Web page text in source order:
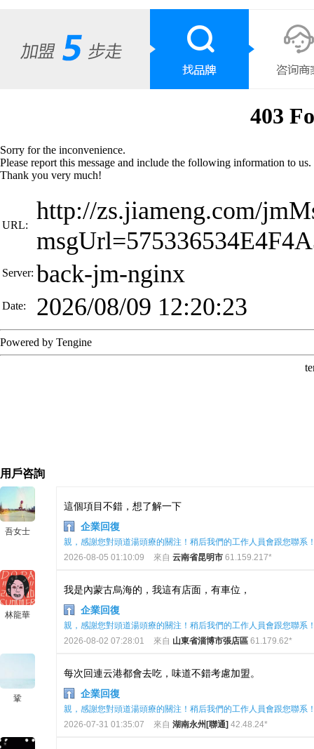
用戶咨詢
吾女士
這個項目不錯，想了解一下
企業回復
親，感謝您對頭道湯頭療的關注！稍后我們的工作人員會跟您聯系
2026-08-05 01:10:09
來自 云南省昆明市 61.159.217*
林龍華
我是內蒙古烏海的，我這有店面，有車位，
企業回復
親，感謝您對頭道湯頭療的關注！稍后我們的工作人員會跟您聯系
2026-08-02 07:28:01
來自 山東省淄博市張店區 61.179.62*
鞏
每次回連云港都會去吃，味道不錯考慮加盟。
企業回復
親，感謝您對頭道湯頭療的關注！稍后我們的工作人員會跟您聯系
2026-07-31 01:35:07
來自 湖南永州[聯通] 42.48.24*